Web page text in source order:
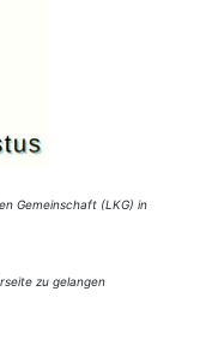
Gemeinschaft (LKG) in
zu gelangen